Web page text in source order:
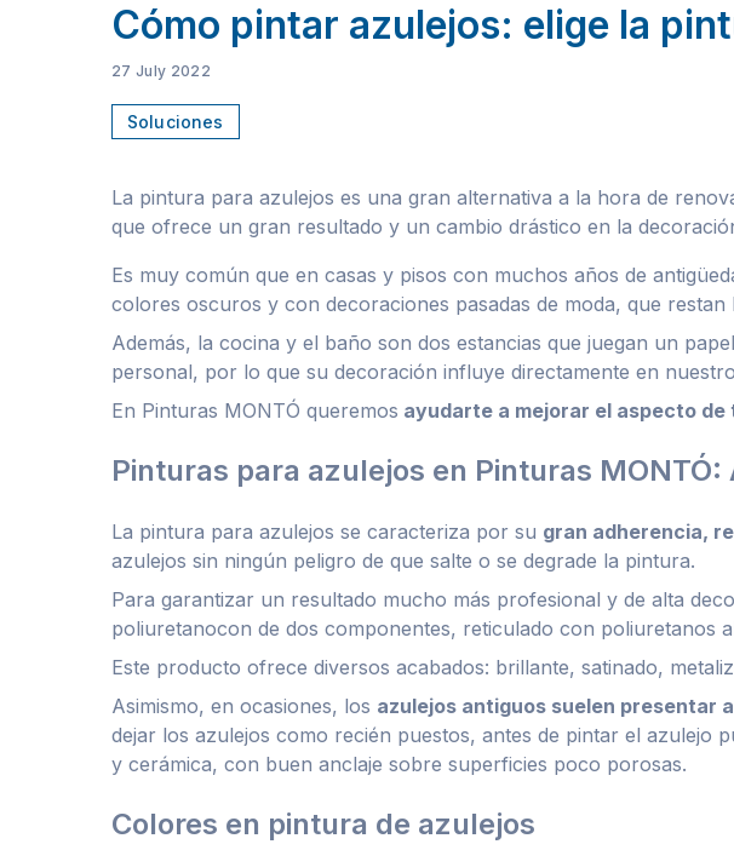
Cómo pintar azulejos: elige la
27 July 2022
Soluciones
La pintura para azulejos es una gran alternativa a la hora de
que ofrece un gran resultado y un cambio drástico en la
Es muy común que en casas y pisos con muchos años de
colores oscuros y con decoraciones pasadas de moda, que restan
Además, la cocina y el baño son dos estancias que juegan un
personal, por lo que su decoración influye directamente en
En Pinturas MONTÓ queremos ayudarte a mejorar el aspecto de
Pinturas para azulejos en Pinturas
La pintura para azulejos se caracteriza por su gran adherencia,
azulejos sin ningún peligro de que salte o se degrade la pintura.
Para garantizar un resultado mucho más profesional y de alta
poliuretanocon de dos componentes, reticulado con poliuretanos
Este producto ofrece diversos acabados: brillante, satinado,
Asimismo, en ocasiones, los azulejos antiguos suelen presentar
dejar los azulejos como recién puestos, antes de pintar el azulejo
y cerámica, con buen anclaje sobre superficies poco porosas.
Colores en pintura de azulejos